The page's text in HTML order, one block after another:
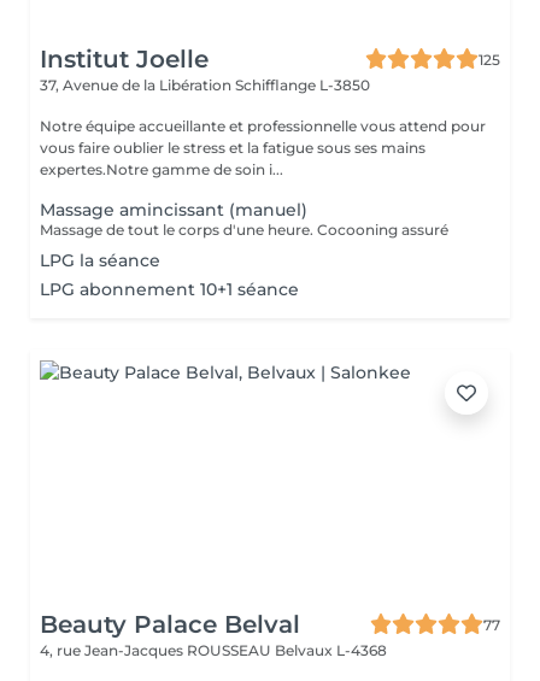
Institut Joelle
125
37, Avenue de la Libération Schifflange L-3850
Notre équipe accueillante et professionnelle vous attend pour
vous faire oublier le stress et la fatigue sous ses mains
expertes.Notre gamme de soin i...
Massage amincissant (manuel)
Massage de tout le corps d'une heure. Cocooning assuré
LPG la séance
LPG abonnement 10+1 séance
Beauty Palace Belval
77
4, rue Jean-Jacques ROUSSEAU Belvaux L-4368